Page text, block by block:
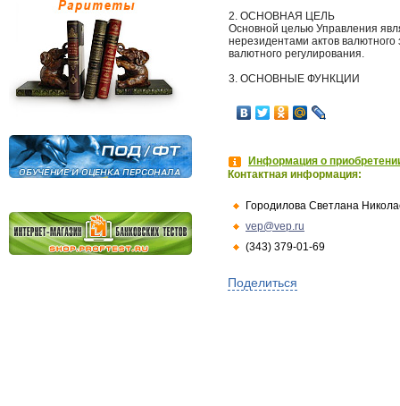
2. ОСНОВНАЯ ЦЕЛЬ
Основной целью Управления
нерезидентами актов валютного
валютного регулирования.
3. ОСНОВНЫЕ ФУНКЦИИ
Информация о
Контактная информация:
Городилова Светлана
vep@vep.ru
(343) 379-01-69
Поделиться